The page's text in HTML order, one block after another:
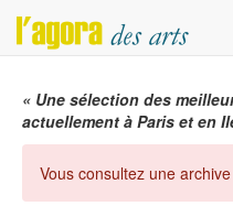
« Une sélection des
actuellement à Paris et en
Vous consultez une